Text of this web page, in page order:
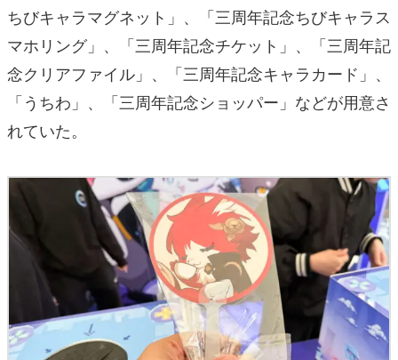
ちびキャラマグネット」、「三周年記念ちびキャラス
マホリング」、「三周年記念チケット」、「三周年記
念クリアファイル」、「三周年記念キャラカード」、
「うちわ」、「三周年記念ショッパー」などが用意さ
れていた。